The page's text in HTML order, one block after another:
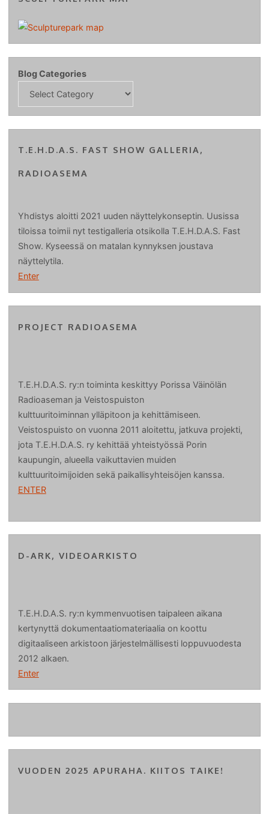
Blog Categories
T.E.H.D.A.S. FAST SHOW GALLERIA,
RADIOASEMA
Yhdistys aloitti 2021 uuden näyttelykonseptin. Uusissa
tiloissa toimii nyt testigalleria otsikolla T.E.H.D.A.S. Fast
Show. Kyseessä on matalan kynnyksen joustava
näyttelytila.
Enter
PROJECT RADIOASEMA
T.E.H.D.A.S. ry:n toiminta keskittyy Porissa Väinölän
Radioaseman ja Veistospuiston
kulttuuritoiminnan ylläpitoon ja kehittämiseen.
Veistospuisto on vuonna 2011 aloitettu, jatkuva projekti,
jota T.E.H.D.A.S. ry kehittää yhteistyössä Porin
kaupungin, alueella vaikuttavien muiden
kulttuuritoimijoiden sekä paikallisyhteisöjen kanssa.
ENTER
D-ARK, VIDEOARKISTO
T.E.H.D.A.S. ry:n kymmenvuotisen taipaleen aikana
kertynyttä dokumentaatiomateriaalia on koottu
digitaaliseen arkistoon järjestelmällisesti loppuvuodesta
2012 alkaen.
Enter
VUODEN 2025 APURAHA. KIITOS TAIKE!